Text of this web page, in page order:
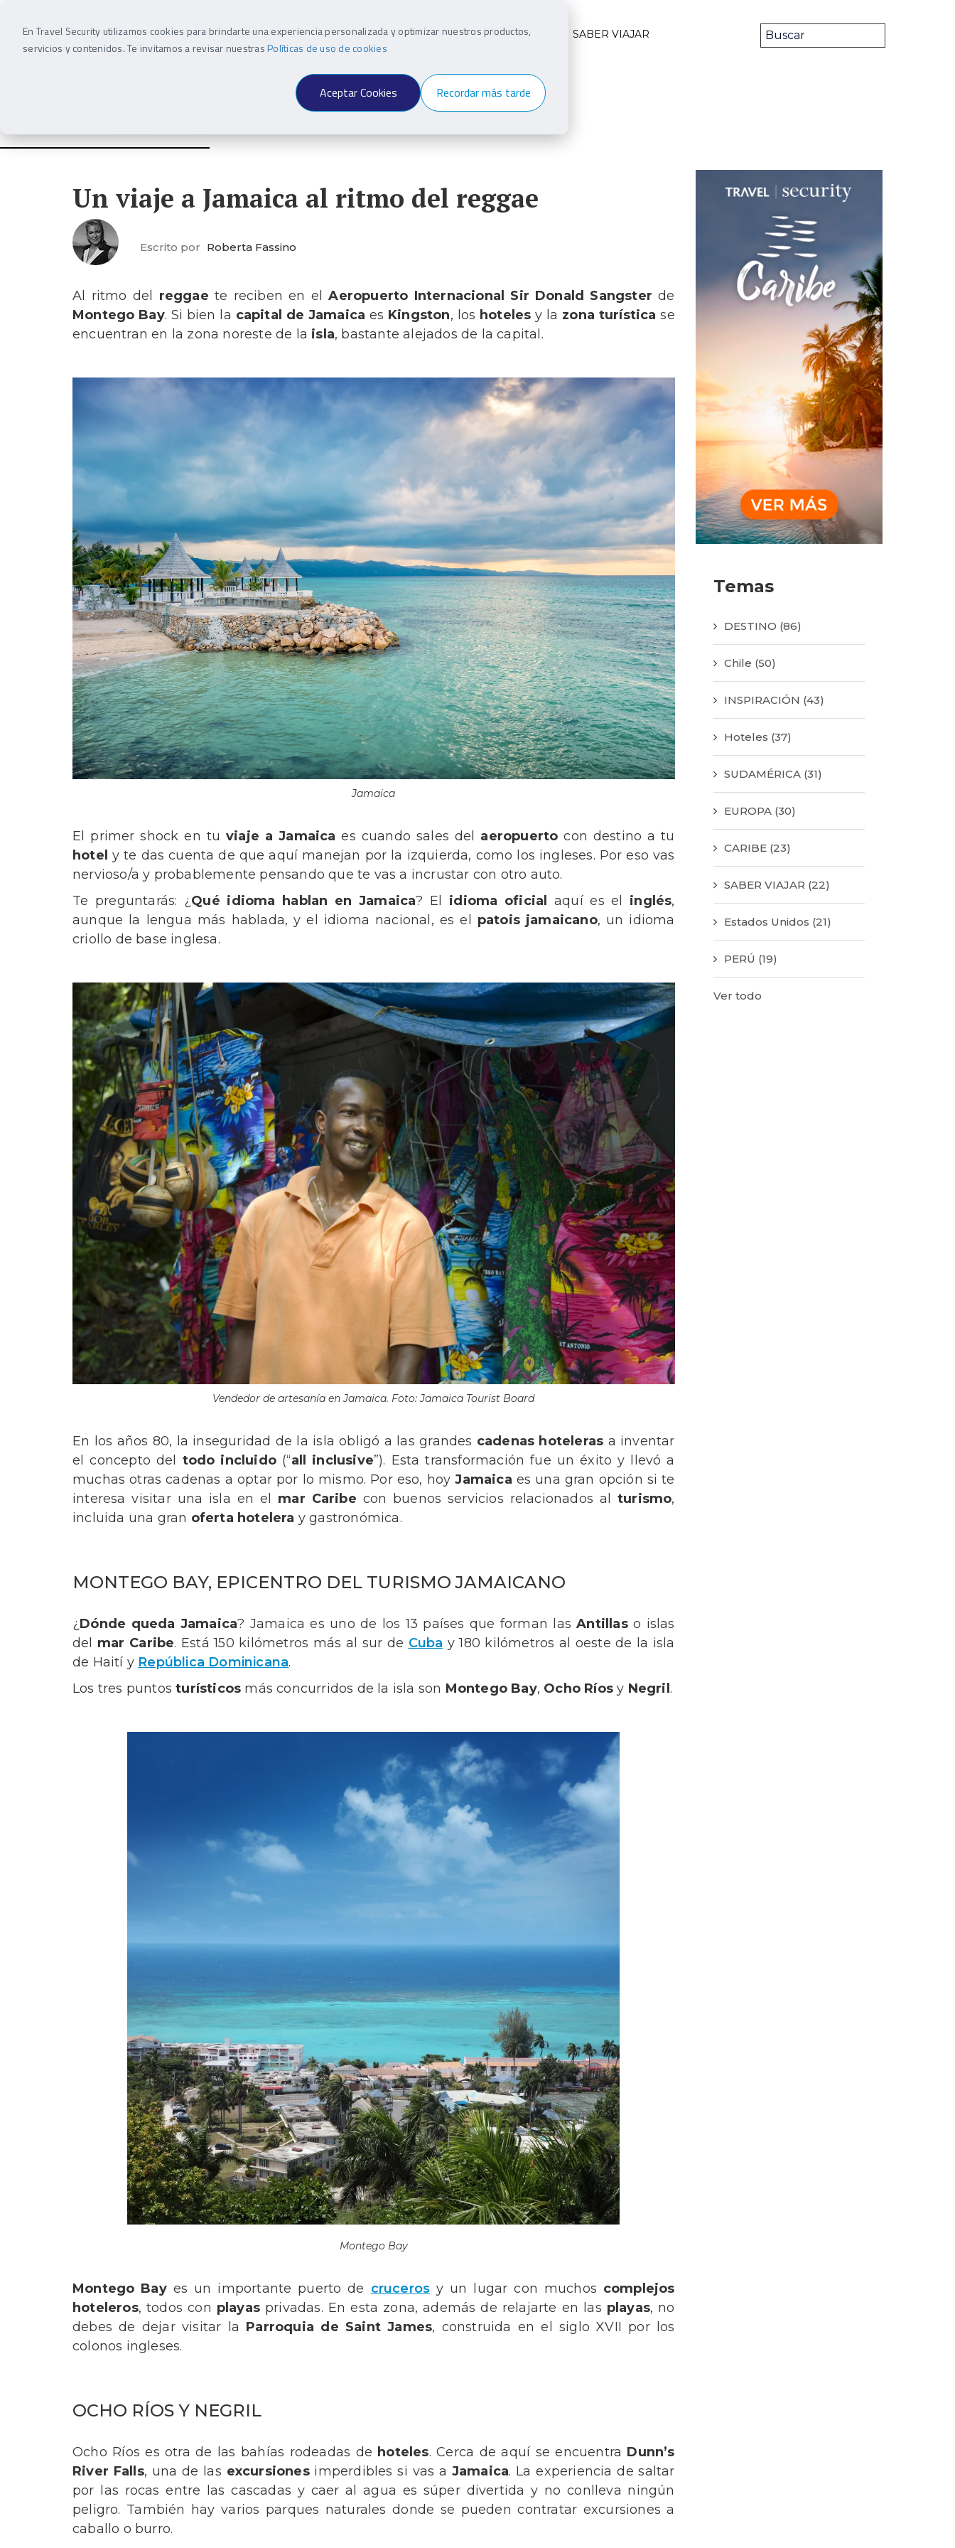
En Travel Security utilizamos cookies para brindarte una experiencia personalizada y optimizar nuestros productos,
servicios y contenidos. Te invitamos a revisar nuestrasPolíticas de uso de cookies
Aceptar Cookies Recordar más tarde
INSPIRACIÓN DESTINO VIAJEROS ESTILO Y CULTURA SABER VIAJAR
Un viaje a Jamaica al ritmo del reggae
Escrito por Roberta Fassino
Al ritmo del reggae te reciben en elAeropuerto Internacional Sir Donald Sangster de
Montego Bay. Si bien la capital de Jamaica es Kingston, los hoteles y la zona turística se
encuentran en la zona noreste de la isla, bastante alejados de la capital.
Jamaica
El primer shock en tu viaje a Jamaica es cuando sales del aeropuerto con destino a tu
hotel y te das cuenta de que aquí manejan por la izquierda, como los ingleses. Por eso vas
nervioso/a y probablemente pensando que te vas a incrustar con otro auto.
Te preguntarás: ¿ Qué idioma hablan en Jamaica? El idioma oficial aquí es el inglés,
aunque la lengua más hablada, y el idioma nacional, es el patois jamaicano, un idioma
criollo de base inglesa.
Vendedor de artesanía en Jamaica. Foto: Jamaica Tourist Board
En los años 80, la inseguridad de la isla obligó a las grandes cadenas hoteleras a inventar
el concepto del todo incluido (“all inclusive”). Esta transformación fue un éxito y llevó a
muchas otras cadenas a optar por lo mismo. Por eso, hoyJamaica es una gran opción si te
interesa visitar una isla en el mar Caribe con buenos servicios relacionados alturismo,
incluida una gran oferta hotelera y gastronómica.
MONTEGO BAY, EPICENTRO DEL TURISMO JAMAICANO
¿ Dónde queda Jamaica? Jamaica es uno de los 13 países que forman lasAntillaso islas
del mar Caribe. Está 150 kilómetros más al sur de Cuba y 180 kilómetros al oeste de la isla
de Haití y República Dominicana.
Los tres puntosturísticos más concurridos de la isla son Montego Bay, Ocho Ríos y Negril .
Montego Bay
Montego Bayes un importante puerto de cruceros y un lugar con muchos complejos
hoteleros, todos con playasprivadas. En esta zona, además de relajarte en las playas, no
debes de dejar visitar la Parroquia de Saint James, construida en el siglo XVII por los
colonos ingleses.
OCHO RÍOS Y NEGRIL
Ocho Ríos es otra de las bahías rodeadas de hoteles. Cerca de aquí se encuentra Dunn’s
River Falls, una de las excursionesimperdibles si vas a Jamaica. La experiencia de saltar
por las rocas entre las cascadas y caer al agua es súper divertida y no conlleva ningún
peligro. También hay varios parques naturales donde se pueden contratar excursiones a
caballo o burro.
Temas
DESTINO (86)
Chile (50)
INSPIRACIÓN (43)
Hoteles (37)
SUDAMÉRICA (31)
EUROPA (30)
CARIBE (23)
SABER VIAJAR (22)
Estados Unidos (21)
PERÚ (19)
Ver todo